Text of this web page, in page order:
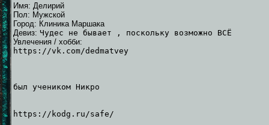
Имя: Делирий
Пол: Мужской
Город: Клиника Маршака
Девиз: Чудес не бывает , поскольку возможно ВСЁ
Увлечения / хобби:
https://vk.com/dedmatvey
был учеником Никро
https://kodg.ru/safe/